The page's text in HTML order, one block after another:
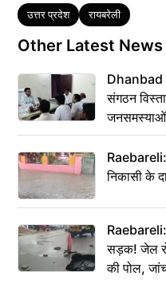
Tags
उत्तर प्रदेश रायबरेली
Other Latest News
Dhanbad
संगठन
जनसमस्याओं
Raebareli:
निकासी के
सड़क! जेल
की पोल,